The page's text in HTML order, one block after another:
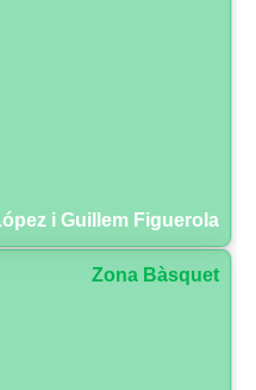
i Guillem Figuerola
Zona Bàsquet